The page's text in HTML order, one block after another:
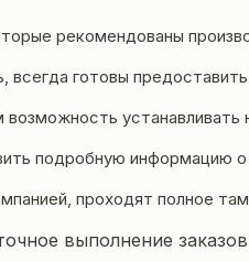
рекомендованы
готовы
устанавливать
подробную информацию
проходят полное
выполнение